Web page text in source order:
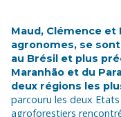
Maud, Clémence
agronomes, se
au Brésil et plus
Maranhão et du
deux régions les
parcouru les deux
agroforestiers